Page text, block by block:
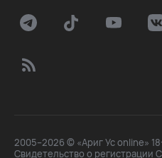
2005–2026 © «Ариг Ус online»
Свидетельство о регистрации